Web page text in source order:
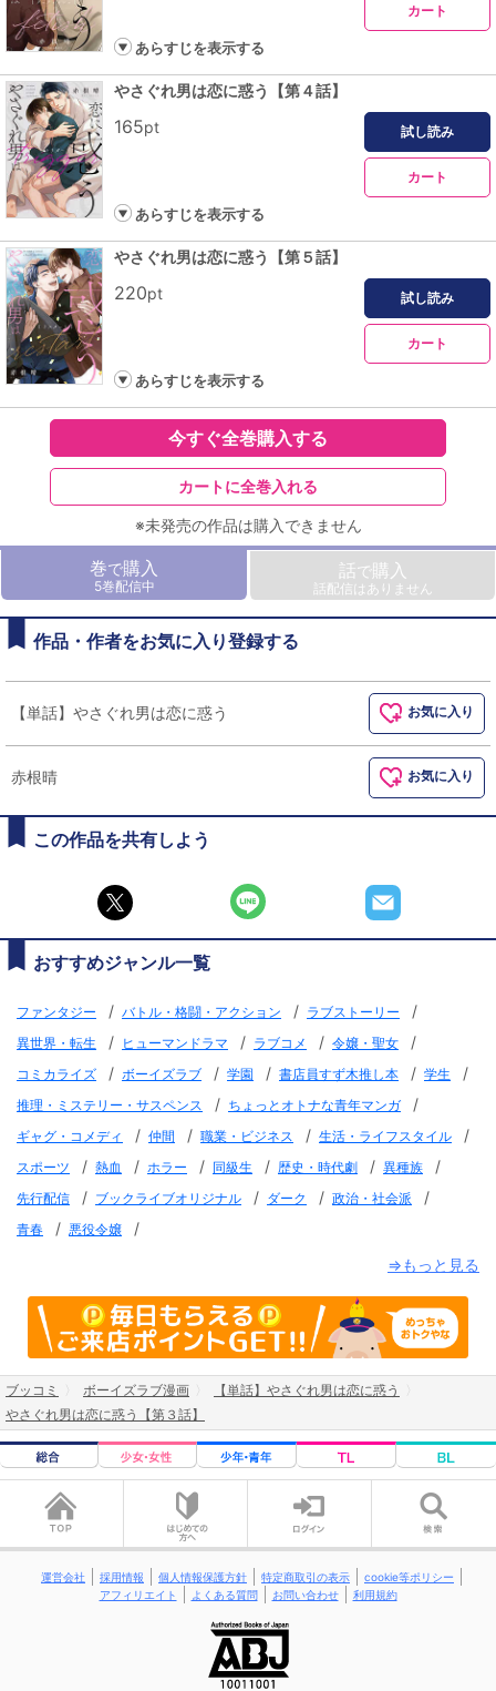
カート
あらすじを表示する
やさぐれ男は恋に惑う【第４話】
165pt 試し読み
カート
あらすじを表示する
やさぐれ男は恋に惑う【第５話】
220pt 試し読み
カート
あらすじを表示する
今すぐ全巻購入する
カートに全巻入れる
※未発売の作品は購入できません
巻で購入
5巻配信中
話で購入
話配信はありません
作品・作者をお気に入り登録する
【単話】やさぐれ男は恋に惑う お気に入り
赤根晴 お気に入り
この作品を共有しよう
おすすめジャンル一覧
ファンタジー / バトル・格闘・アクション / ラブストーリー /
異世界・転生 / ヒューマンドラマ / ラブコメ / 令嬢・聖女 /
コミカライズ / ボーイズラブ / 学園 / 書店員すず木推し本 / 学生 /
推理・ミステリー・サスペンス / ちょっとオトナな青年マンガ /
ギャグ・コメディ / 仲間 / 職業・ビジネス / 生活・ライフスタイル /
スポーツ / 熱血 / ホラー / 同級生 / 歴史・時代劇 / 異種族 /
先行配信 / ブックライブオリジナル / ダーク / 政治・社会派 /
青春 / 悪役令嬢
/
⇒もっと見る
ブッコミ ボーイズラブ漫画
【単話】やさぐれ男は恋に惑う
やさぐれ男は恋に惑う【第３話】
運営会社 採用情報 個人情報保護方針 特定商取引の表示
cookie等ポリシー
アフィリエイト
よくある質問 お問い合わせ 利用規約